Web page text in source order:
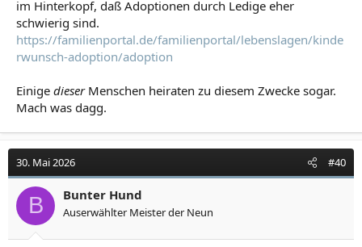
im Hinterkopf, daß Adoptionen durch Ledige eher
schwierig sind.
https://familienportal.de/familienportal/lebenslagen/kinde
rwunsch-adoption/adoption
Einige dieser Menschen heiraten zu diesem Zwecke sogar.
Mach was dagg.
30. Mai 2026 #40
B Bunter Hund
Auserwählter Meister der Neun